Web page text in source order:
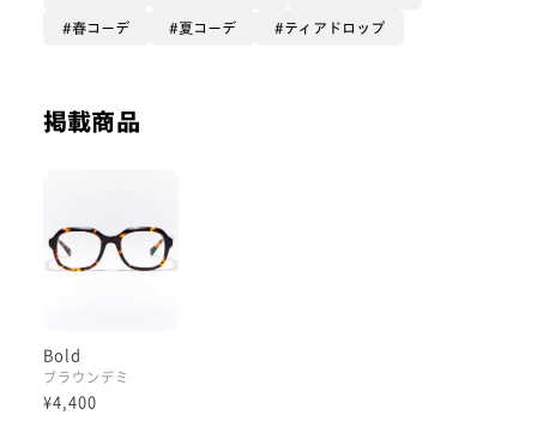
カテゴライズすることもできます、
ラグジュアリーな印象につながっている
と見ています😌
まだら模様のちょっとしたアクセントが
ふとした瞬間に発色して
華やかさもあります、
春コーデ 夏コーデ ティアドロップ
掲載商品
Bold
ブラウンデミ
¥4,400